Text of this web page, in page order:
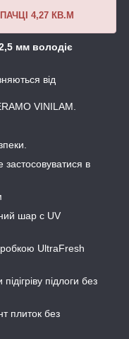
4,27 КВ.М
мм володіє
від
VINILAM.
застосовуватися в
шар c UV
UltraFresh
підлоги без
плиток без